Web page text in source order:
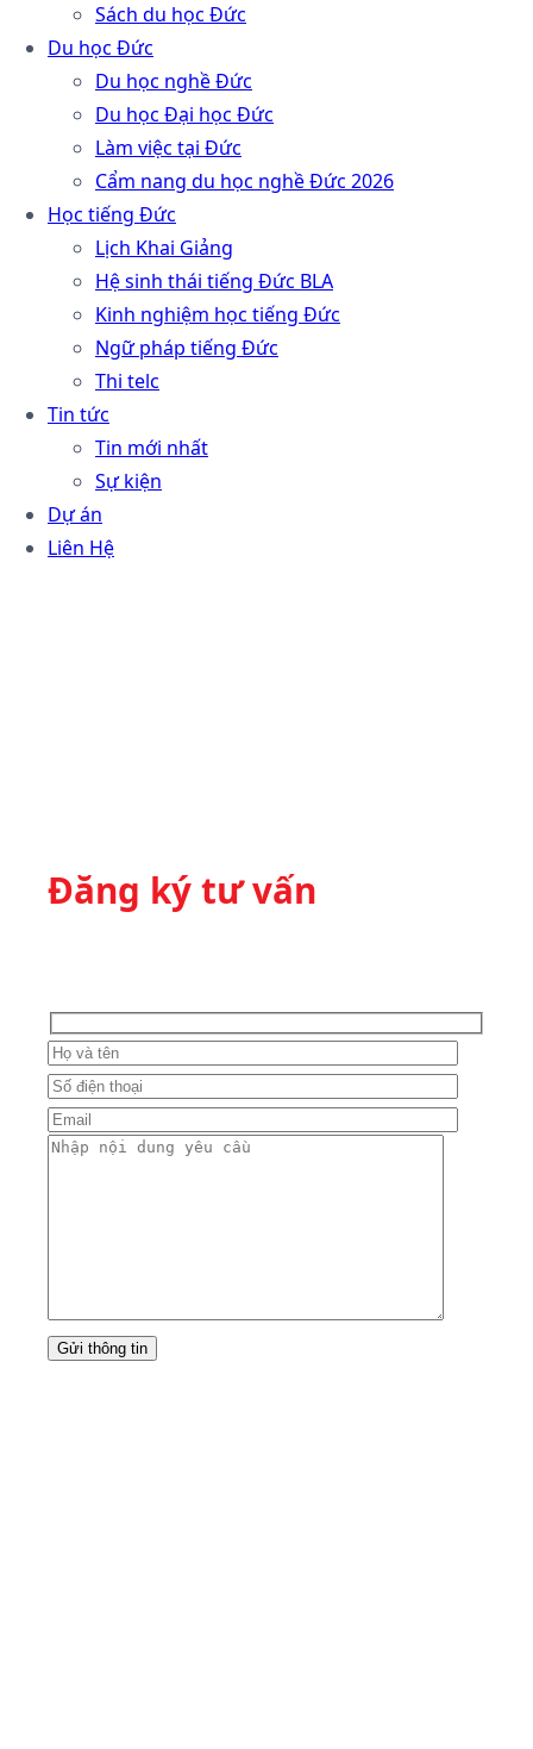
Sách du học Đức
Du học Đức
Du học nghề Đức
Du học Đại học Đức
Làm việc tại Đức
Cẩm nang du học nghề Đức 2026
Học tiếng Đức
Lịch Khai Giảng
Hệ sinh thái tiếng Đức BLA
Kinh nghiệm học tiếng Đức
Ngữ pháp tiếng Đức
Thi telc
Tin tức
Tin mới nhất
Sự kiện
Dự án
Liên Hệ
Đăng ký tư vấn